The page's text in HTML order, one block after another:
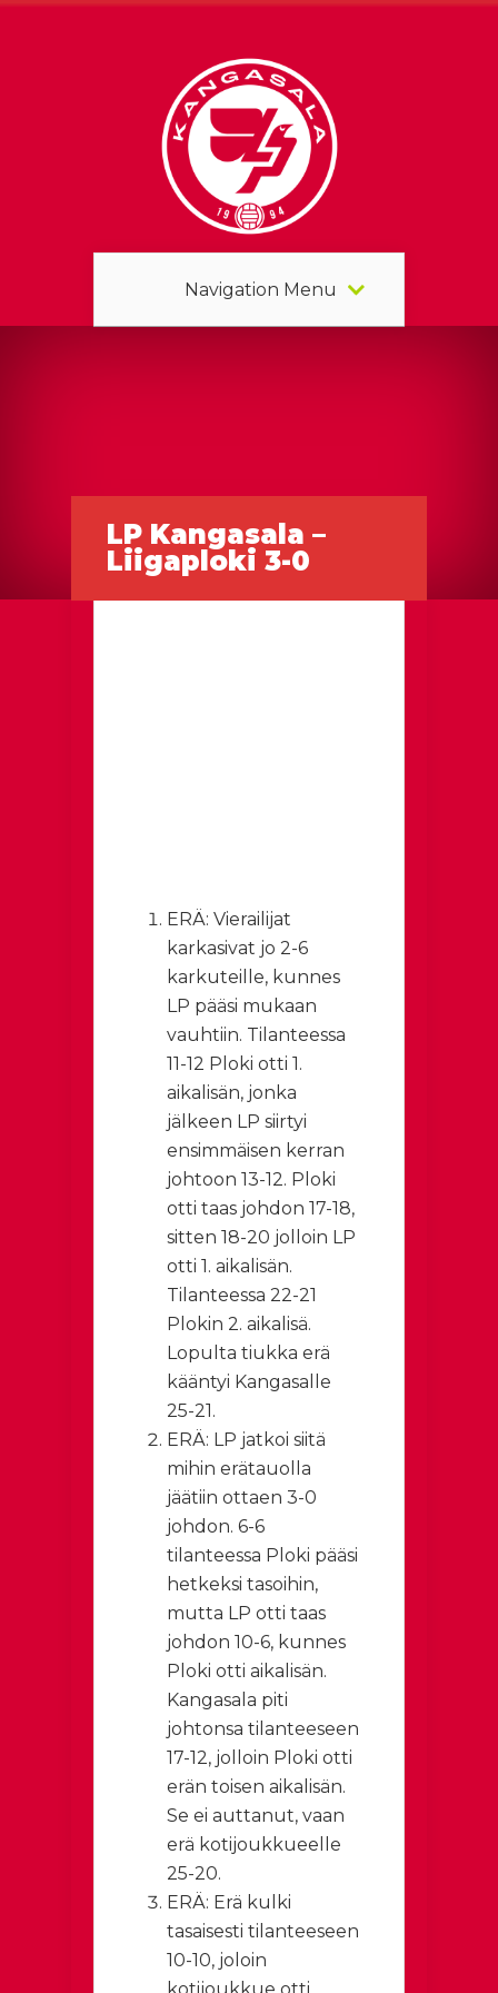
Navigation Menu
LP Kangasala –
Liigaploki 3-0
ERÄ: Vierailijat
karkasivat jo 2-6
karkuteille, kunnes
LP pääsi mukaan
vauhtiin. Tilanteessa
11-12 Ploki otti 1.
aikalisän, jonka
jälkeen LP siirtyi
ensimmäisen kerran
johtoon 13-12. Ploki
otti taas johdon 17-18,
sitten 18-20 jolloin LP
otti 1. aikalisän.
Tilanteessa 22-21
Plokin 2. aikalisä.
Lopulta tiukka erä
kääntyi Kangasalle
25-21.
ERÄ: LP jatkoi siitä
mihin erätauolla
jäätiin ottaen 3-0
johdon. 6-6
tilanteessa Ploki pääsi
hetkeksi tasoihin,
mutta LP otti taas
johdon 10-6, kunnes
Ploki otti aikalisän.
Kangasala piti
johtonsa tilanteeseen
17-12, jolloin Ploki otti
erän toisen aikalisän.
Se ei auttanut, vaan
erä kotijoukkueelle
25-20.
ERÄ: Erä kulki
tasaisesti tilanteeseen
10-10, joloin